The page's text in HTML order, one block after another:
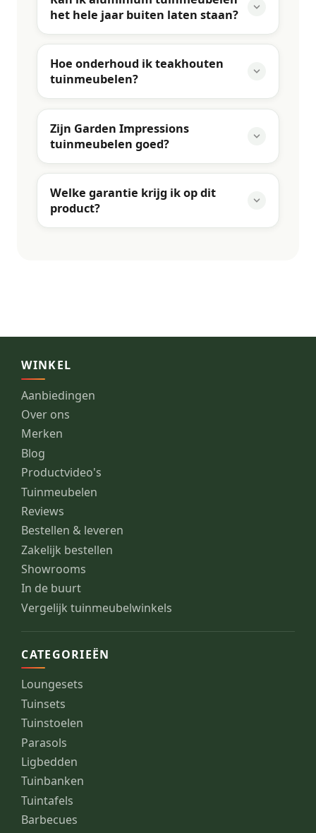
het hele jaar buiten laten staan?
Hoe onderhoud ik teakhouten
tuinmeubelen?
Zijn Garden Impressions
tuinmeubelen goed?
Welke garantie krijg ik op dit
product?
WINKEL
Aanbiedingen
Over ons
Merken
Blog
Productvideo's
Tuinmeubelen
Reviews
Bestellen & leveren
Zakelijk bestellen
Showrooms
In de buurt
Vergelijk tuinmeubelwinkels
CATEGORIEËN
Loungesets
Tuinsets
Tuinstoelen
Parasols
Ligbedden
Tuinbanken
Tuintafels
Barbecues